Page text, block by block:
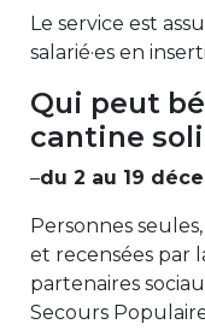
Le service est
salarié·es en
Qui peut
cantine
–du 2 au 19
Personnes
et recensées par
partenaires
Secours